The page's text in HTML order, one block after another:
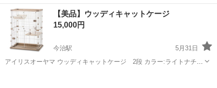
あります。 車検無し。AC効きます。 外装は年式相応です。 アイドリ
ング時は、とても静かです。 廃車手続きしていますので、今年度の税
金はかかりま...
愛媛 今治市 今治駅 その他 オイル
【美品】ウッディキャットケージ
15,000円
今治駅
5月31日
アイリスオーヤマ ウッディキャットケージ 2段 カラー:ライトナチュ